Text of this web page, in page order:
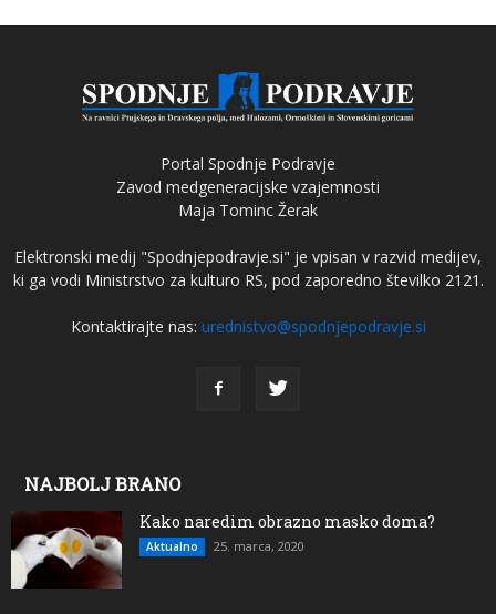
Portal Spodnje Podravje
Zavod medgeneracijske vzajemnosti
Maja Tominc Žerak
Elektronski medij "Spodnjepodravje.si" je vpisan v razvid medijev,
ki ga vodi Ministrstvo za kulturo RS, pod zaporedno številko 2121.
Kontaktirajte nas: urednistvo@spodnjepodravje.si
NAJBOLJ BRANO
Kako naredim obrazno masko doma?
Aktualno 25. marca, 2020